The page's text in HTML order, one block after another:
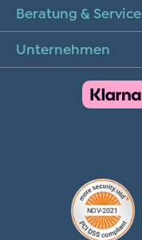
Beratung & Service
Unternehmen